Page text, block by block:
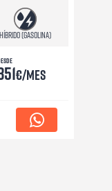
Híbrido (Gasolina)
€/mes